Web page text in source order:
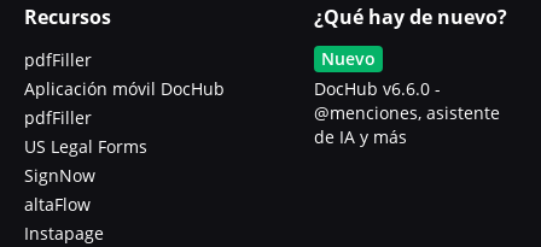
Recursos
pdfFiller
Aplicación móvil DocHub
pdfFiller
US Legal Forms
SignNow
altaFlow
Instapage
¿Qué hay de nuevo?
Nuevo
DocHub v6.6.0 -
@menciones, asistente
de IA y más